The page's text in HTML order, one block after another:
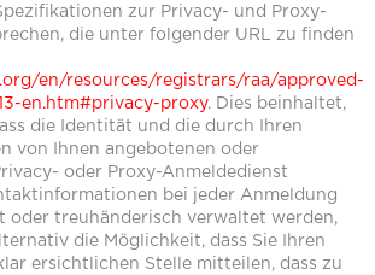
zur Privacy- und Proxy-
die unter folgender URL zu finden
en/resources/registrars/raa/approved-
en.htm#privacy-proxy. Dies beinhaltet,
die Identität und die durch Ihren
von Ihnen angebotenen oder
oder Proxy-Anmeldedienst
bei jeder Anmeldung
oder treuhänderisch verwaltet werden,
die Möglichkeit, dass Sie Ihren
ersichtlichen Stelle mitteilen, dass zu